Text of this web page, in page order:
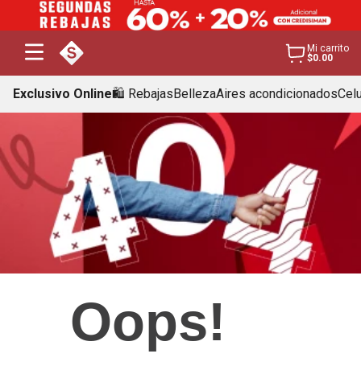
Mi carrito
$0.00
Exclusivo Online🛍️ RebajasBellezaAires acondicionados
Oops!